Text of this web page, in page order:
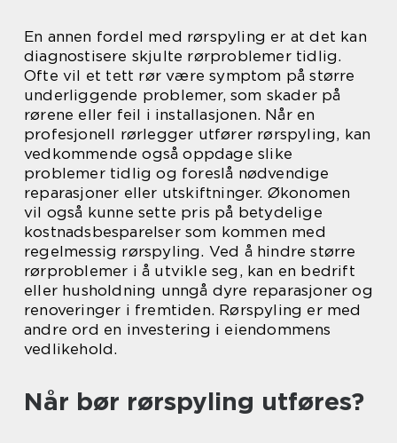
En annen fordel med rørspyling er at det kan
diagnostisere skjulte rørproblemer tidlig.
Ofte vil et tett rør være symptom på større
underliggende problemer, som skader på
rørene eller feil i installasjonen. Når en
profesjonell rørlegger utfører rørspyling, kan
vedkommende også oppdage slike
problemer tidlig og foreslå nødvendige
reparasjoner eller utskiftninger. Økonomen
vil også kunne sette pris på betydelige
kostnadsbesparelser som kommen med
regelmessig rørspyling. Ved å hindre større
rørproblemer i å utvikle seg, kan en bedrift
eller husholdning unngå dyre reparasjoner og
renoveringer i fremtiden. Rørspyling er med
andre ord en investering i eiendommens
vedlikehold.
Når bør rørspyling utføres?